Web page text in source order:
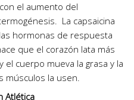
el aumento del
La capsaicina
hormonas de respuesta
que el corazón lata más
el cuerpo mueva la grasa y la
músculos la usen.
Atlética